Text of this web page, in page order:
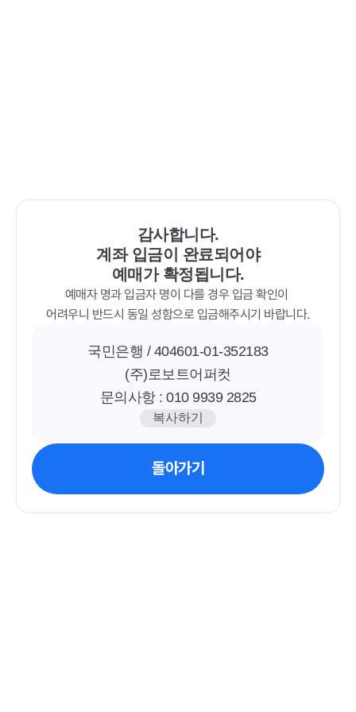
감사합니다.
계좌 입금이 완료되어야
예매가 확정됩니다.
예매자 명과 입금자 명이 다를 경우 입금 확인이
어려우니 반드시 동일 성함으로 입금해주시기 바랍니다.
국민은행 / 404601-01-352183
(주)로보트어퍼컷
문의사항 : 010 9939 2825
복사하기
돌아가기